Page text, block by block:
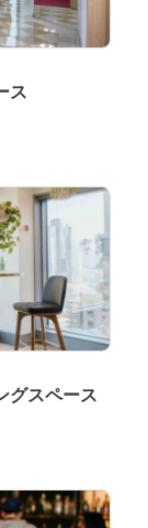
ス
グスペース